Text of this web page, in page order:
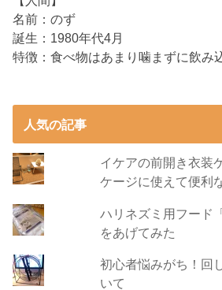
名前：のず
誕生：1980年代4月
特徴：食べ物はあまり噛まずに飲み
人気の記事
イケアの前開き衣装
ケージに使えて便利
ハリネズミ用フード
をあげてみた
初心者悩みがち！回
いて